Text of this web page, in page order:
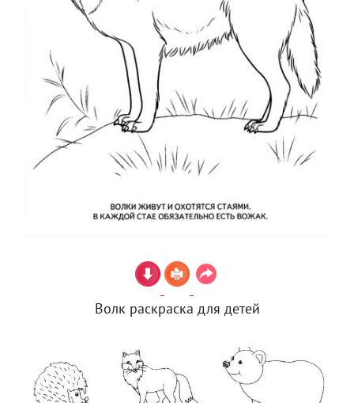
Волк раскраска для детей